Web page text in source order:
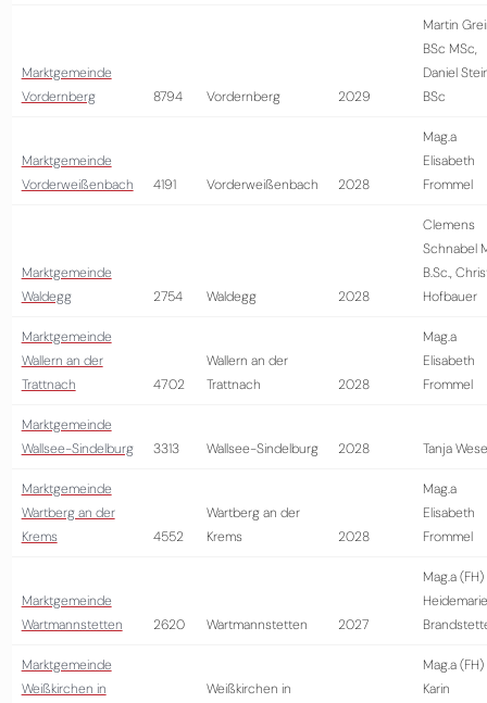
Marktgemeinde
Vordernberg
8794 Vordernberg 2029
Martin
BSc MSc,
Daniel
BSc
Marktgemeinde
Vorderweißenbach
4191 Vorderweißenbach 2028
Mag.a
Elisabeth
Frommel
Marktgemeinde
Waldegg
2754 Waldegg 2028
Clemens
Schnabel
B.Sc.,
Hofbauer
Marktgemeinde
Wallern an der
Trattnach
4702
Wallern an der
Trattnach
2028
Mag.a
Elisabeth
Frommel
Marktgemeinde
Wallsee-Sindelburg
3313 Wallsee-Sindelburg 2028 Tanja
Marktgemeinde
Wartberg an der
Krems
4552
Wartberg an der
Krems
2028
Mag.a
Elisabeth
Frommel
Marktgemeinde
Wartmannstetten
2620 Wartmannstetten 2027
Mag.a (FH)
Heidemarie
Marktgemeinde
Weißkirchen in
Weißkirchen in
Mag.a (FH)
Karin